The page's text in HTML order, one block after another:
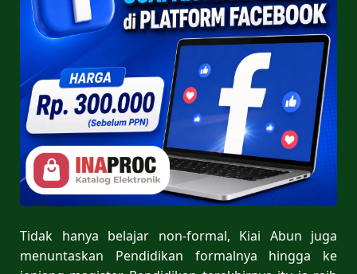
Tidak hanya belajar non-formal, Kiai Abun juga
menuntaskan Pendidikan formalnya hingga ke